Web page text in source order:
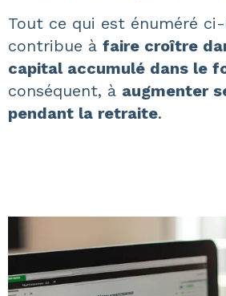
Tout ce qui est énuméré ci-
contribue à faire croître
capital accumulé dans le
conséquent, à augmenter
pendant la retraite.